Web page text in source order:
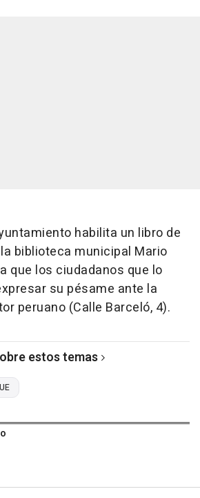
habilita un libro de
biblioteca municipal Mario
que los ciudadanos que lo
su pésame ante la
peruano (Calle Barceló, 4).
estos temas
UE